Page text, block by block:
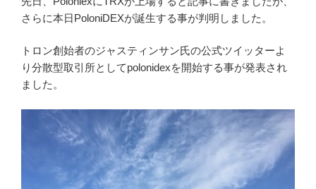
引用 著者撮影 VibraVid画面より
実際に大阪、京都、東京についての動画がアップロード
ていました。
全世界にこのプラットフォームが普及していくと、
YouTuberではなくVibraViderとして億万長者が生まれてく
るのかも知れません。